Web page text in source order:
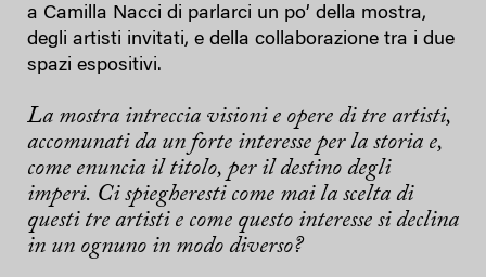
a Camilla Nacci di parlarci un po’ della mostra,
degli artisti invitati, e della collaborazione tra i due
spazi espositivi.
La mostra intreccia visioni e opere di tre artisti,
accomunati da un forte interesse per la storia e,
come enuncia il titolo, per il destino degli
imperi. Ci spiegheresti come mai la scelta di
questi tre artisti e come questo interesse si declina
in un ognuno in modo diverso?